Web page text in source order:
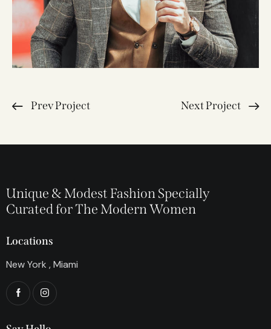
Prev Project Next Project
Unique & Modest Fashion Specially
Curated for The Modern Women
Locations
New York , Miami